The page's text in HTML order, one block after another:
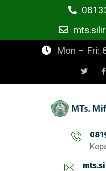
Mon – Fri: